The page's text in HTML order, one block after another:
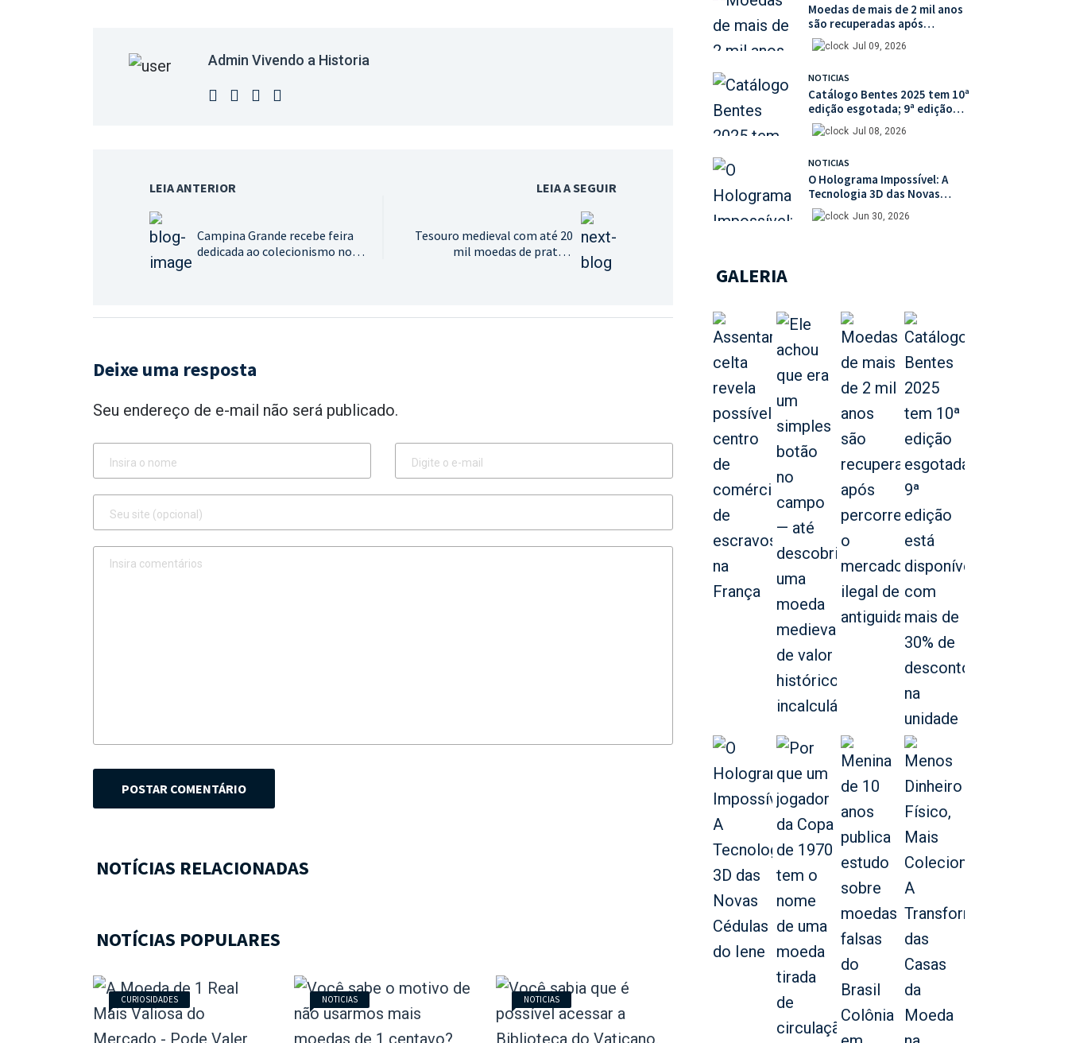
Admin Vivendo a Historia
LEIA ANTERIOR
Campina Grande recebe feira
dedicada ao colecionismo no
LEIA A SEGUIR
Tesouro medieval com até 20
mil moedas de prata é
Deixe uma resposta
Seu endereço de e-mail não será publicado.
POSTAR COMENTÁRIO
NOTÍCIAS RELACIONADAS
NOTÍCIAS POPULARES
CURIOSIDADES NOTICIAS NOTICIAS
Moedas de mais de 2 mil anos
são recuperadas após
percorrerem o mercado ilegal
de antiguidades
Jul 09, 2026
NOTICIAS
Catálogo Bentes 2025 tem 10ª
edição esgotada; 9ª edição
está disponível com mais de
30% de desconto na unidade
Jul 08, 2026
NOTICIAS
O Holograma Impossível: A
Tecnologia 3D das Novas
Cédulas do Iene
Jun 30, 2026
GALERIA